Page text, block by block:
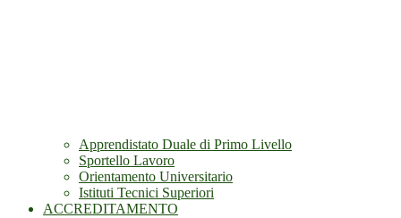
Apprendistato Duale di Primo Livello
Sportello Lavoro
Orientamento Universitario
Istituti Tecnici Superiori
ACCREDITAMENTO